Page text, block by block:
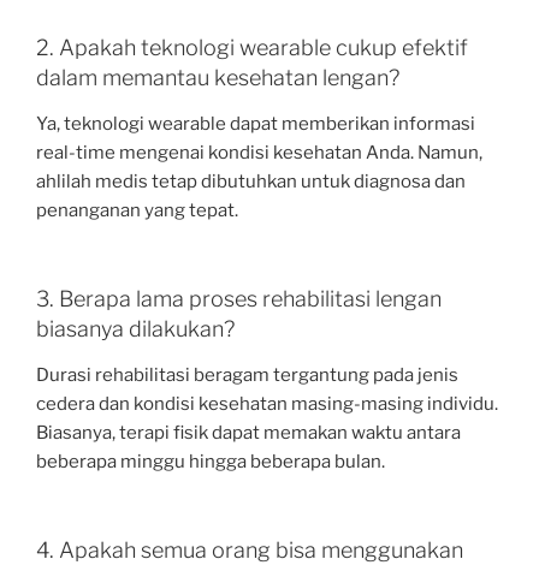
2. Apakah teknologi wearable cukup efektif
dalam memantau kesehatan lengan?
Ya, teknologi wearable dapat memberikan informasi
real-time mengenai kondisi kesehatan Anda. Namun,
ahlilah medis tetap dibutuhkan untuk diagnosa dan
penanganan yang tepat.
3. Berapa lama proses rehabilitasi lengan
biasanya dilakukan?
Durasi rehabilitasi beragam tergantung pada jenis
cedera dan kondisi kesehatan masing-masing individu.
Biasanya, terapi fisik dapat memakan waktu antara
beberapa minggu hingga beberapa bulan.
4. Apakah semua orang bisa menggunakan